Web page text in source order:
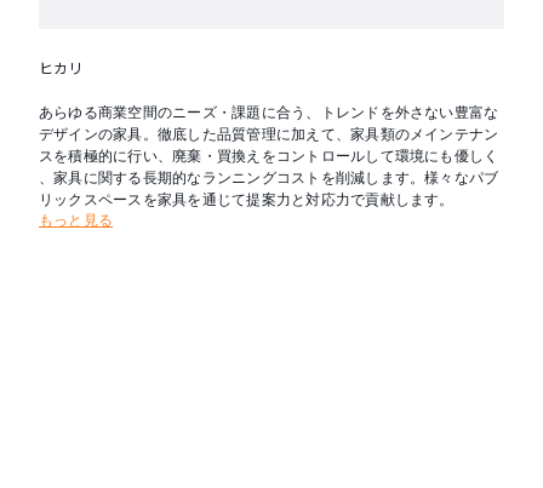
ヒカリ
あらゆる商業空間のニーズ・課題に合う、トレンドを外さない豊富な
デザインの家具。徹底した品質管理に加えて、家具類のメインテナン
スを積極的に行い、廃棄・買換えをコントロールして環境にも優しく
、家具に関する長期的なランニングコストを削減します。様々なパブ
リックスペースを家具を通じて提案力と対応力で貢献します。
もっと見る